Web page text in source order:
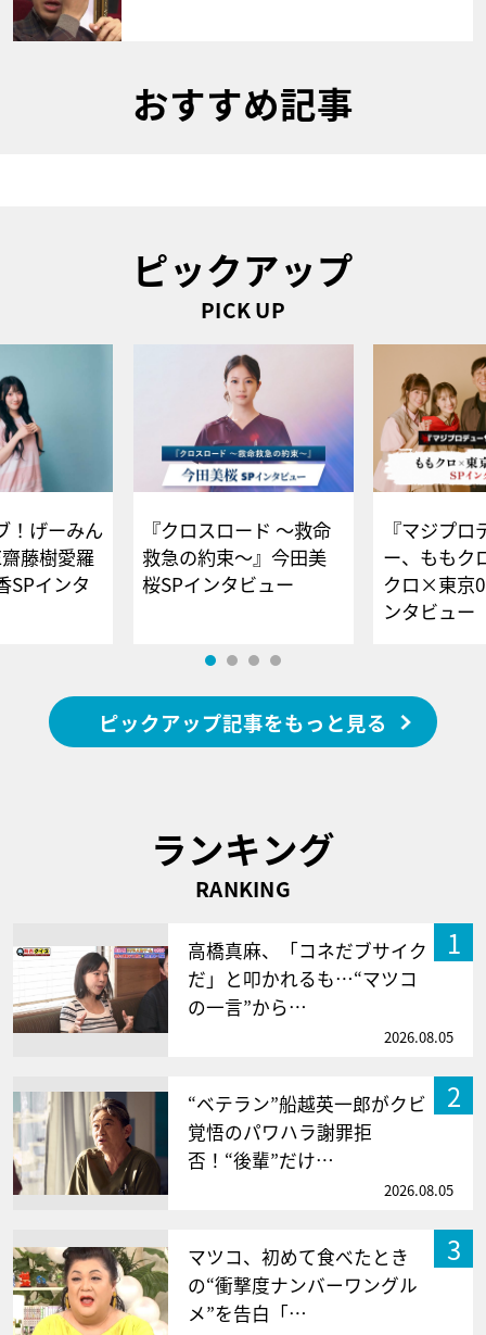
おすすめ記事
ピックアップ
PICK UP
！げーみん
藤樹愛羅
SPインタ
『クロスロード ～救命
救急の約束～』今田美
桜SPインタビュー
『マジプロ
ー、ももク
クロ×東京
ンタビュー
ピックアップ記事をもっと見る
ランキング
RANKING
1
高橋真麻、「コネだブサイク
だ」と叩かれるも…“マツコ
の一言”から…
2026.08.05
2
“ベテラン”船越英一郎がクビ
覚悟のパワハラ謝罪拒
否！“後輩”だけ…
2026.08.05
3
マツコ、初めて食べたとき
の“衝撃度ナンバーワングル
メ”を告白「…